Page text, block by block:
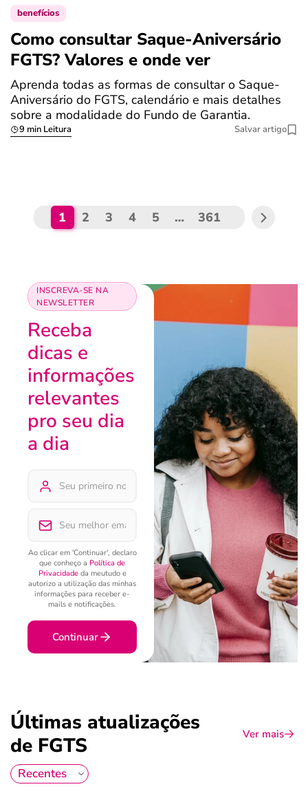
benefícios
Como consultar Saque-Aniversário
FGTS? Valores e onde ver
Aprenda todas as formas de consultar o Saque-
Aniversário do FGTS, calendário e mais detalhes
sobre a modalidade do Fundo de Garantia.
9 min Leitura Salvar artigo
1 2 3 4 5 … 361
INSCREVA-SE NA
NEWSLETTER
Receba
dicas e
informações
relevantes
pro seu dia
a dia
Ao clicar em 'Continuar', declaro
que conheço a Política de
Privacidadeda meutudo e
autorizo a utilização das minhas
informações para receber e-
mails e notificações.
Continuar
Últimas atualizações
de FGTS
Ver mais